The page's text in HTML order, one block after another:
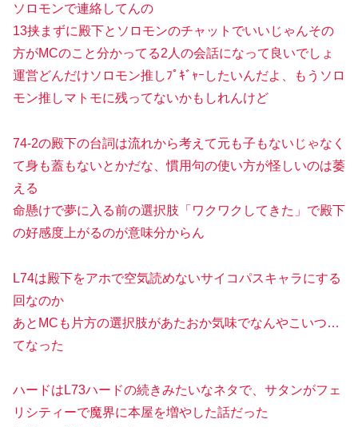
ソロモンで連絡してんの
13挟まずに殿下とソロモンのチャットでいいじゃんその
方がMCのこと分かってる2人の会話になって良いでしょ
運営どんだけソロモン推しﾌﾟｷﾞｬｰしたいんだよ、もうソロ
モン推しマトモに残ってないかもしれんけど
74-2の殿下の台詞は流れから考えて元も子もないじゃなく
て身も蓋もないとかだな、慣用句の使い方が怪しいのは萎
える
命懸けで夢に入る前の選択肢「ワクワクしてきた」で殿下
の好感度上がるのが意味分からん
L74は殿下をアホで空気読めないサイコパスキャラにする
回なのか
あとMCも片方の選択肢があたおか気味でなんやこいつ…
てなった
ハードはL73ハードの続きみたいなネタで、サタンがフェ
リシティーで魔界に本屋を増やした話だった